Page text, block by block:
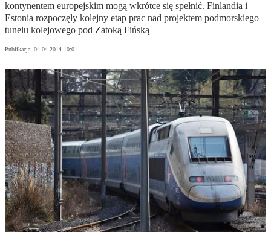
kontynentem europejskim mogą wkrótce się spełnić. Finlandia i
Estonia rozpoczęły kolejny etap prac nad projektem podmorskiego
tunelu kolejowego pod Zatoką Fińską
Publikacja: 04.04.2014 10:01